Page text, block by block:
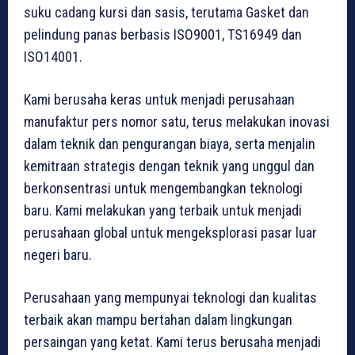
suku cadang kursi dan sasis, terutama Gasket dan
pelindung panas berbasis ISO9001, TS16949 dan
ISO14001.
Kami berusaha keras untuk menjadi perusahaan
manufaktur pers nomor satu, terus melakukan inovasi
dalam teknik dan pengurangan biaya, serta menjalin
kemitraan strategis dengan teknik yang unggul dan
berkonsentrasi untuk mengembangkan teknologi
baru. Kami melakukan yang terbaik untuk menjadi
perusahaan global untuk mengeksplorasi pasar luar
negeri baru.
Perusahaan yang mempunyai teknologi dan kualitas
terbaik akan mampu bertahan dalam lingkungan
persaingan yang ketat. Kami terus berusaha menjadi